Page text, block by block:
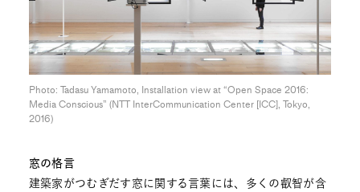
Photo: Tadasu Yamamoto, Installation view at “Open Space 2016:
Media Conscious” (NTT InterCommunication Center [ICC], Tokyo,
2016)
窓の格言
建築家がつむぎだす窓に関する言葉には、多くの叡智が含